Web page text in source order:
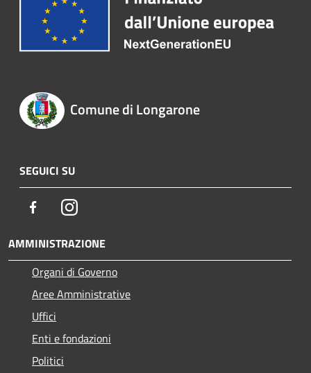
Comune di Longarone
SEGUICI SU
FacebookInstagram
AMMINISTRAZIONE
Organi di Governo
Aree Amministrative
Uffici
Enti e fondazioni
Politici